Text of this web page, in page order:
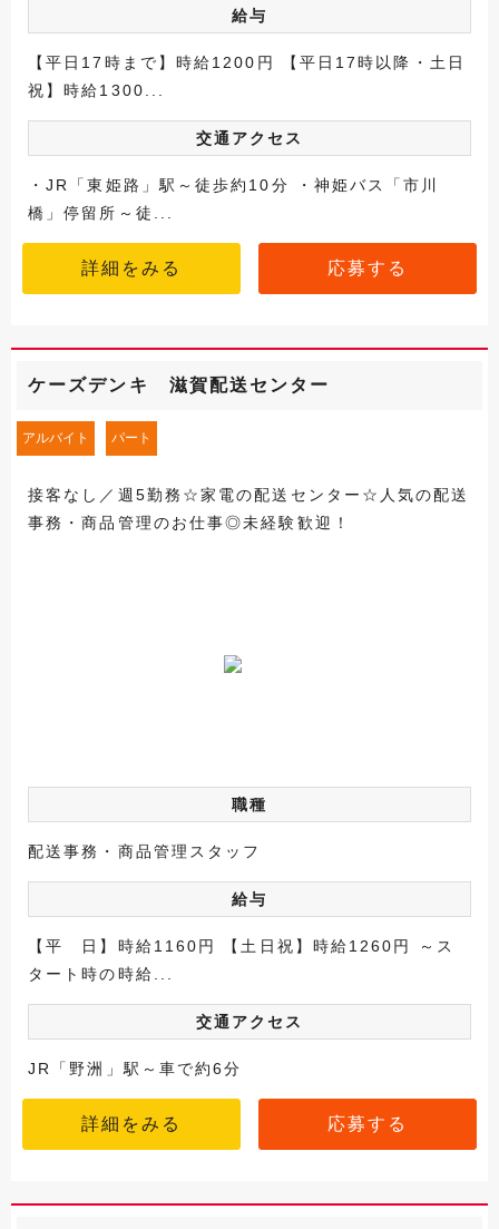
給与
【平日17時まで】時給1200円 【平日17時以降・土日
祝】時給1300...
交通アクセス
・JR「東姫路」駅～徒歩約10分 ・神姫バス「市川
橋」停留所～徒...
詳細をみる 応募する
ケーズデンキ 滋賀配送センター
アルバイト パート
接客なし／週5勤務☆家電の配送センター☆人気の配送
事務・商品管理のお仕事◎未経験歓迎！
職種
配送事務・商品管理スタッフ
給与
【平 日】時給1160円 【土日祝】時給1260円 ～ス
タート時の時給...
交通アクセス
JR「野洲」駅～車で約6分
詳細をみる 応募する